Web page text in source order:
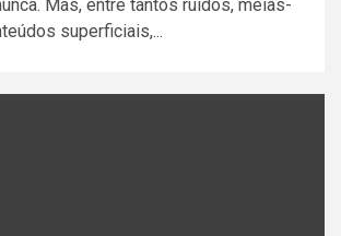
Mas, entre tantos ruídos, meias-
superficiais,...